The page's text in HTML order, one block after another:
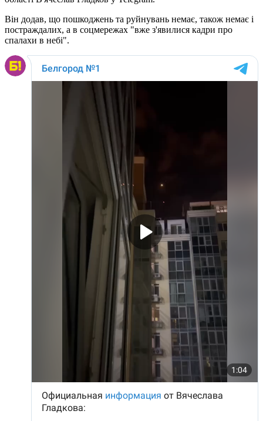
Він додав, що пошкоджень та руйнувань немає, також немає і
постраждалих, а в соцмережах "вже з'явилися кадри про
спалахи в небі".